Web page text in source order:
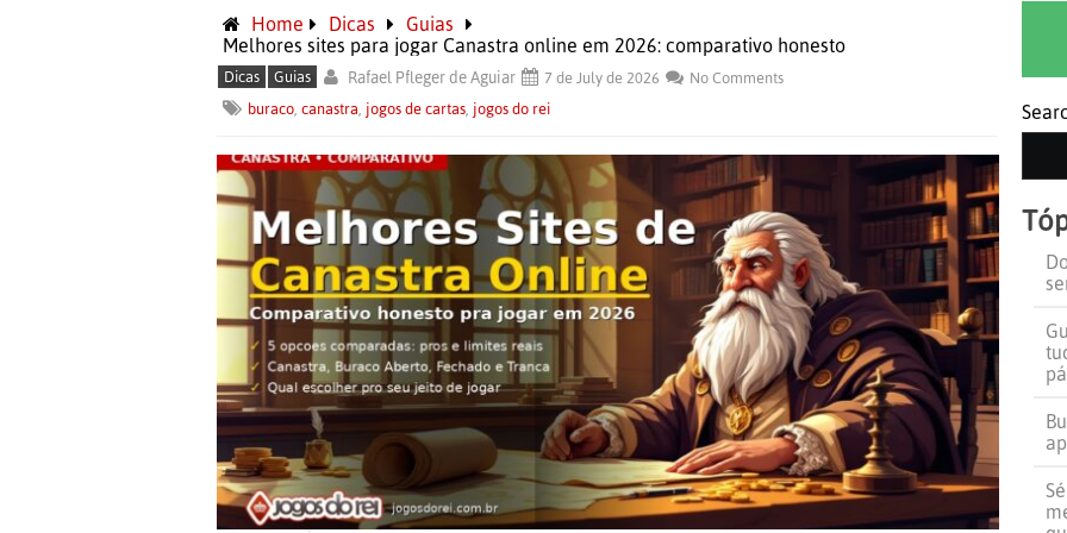
Home Dicas
Guias
Melhores sites para jogar Canastra online em 2026: comparativo honesto
Dicas Guias Rafael Pfleger de Aguiar 7 de July de 2026
No Comments
buraco, canastra, jogos de cartas, jogos do rei